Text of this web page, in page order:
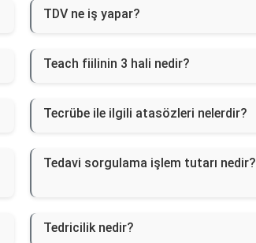
TDV ne iş yapar?
Teach fiilinin 3 hali nedir?
Tecrübe ile ilgili atasözleri nelerdir?
Tedavi sorgulama işlem tutarı nedir?
Tedricilik nedir?